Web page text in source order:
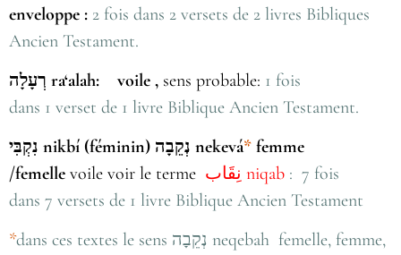
enveloppe : 2 fois dans 2 versets de 2 livres Bibliques
Ancien Testament.
רְעָלָה ra‘alah: voile , sens probable: 1 fois
dans 1 verset de 1 livre Biblique Ancien Testament.
נִקְבִּי‎ nikbí (féminin) נְקֵבָה nekevá* femme
/femelle voile voir le terme نِقَاب niqab : 7 fois
dans 7 versets de 1 livre Biblique Ancien Testament
*dans ces textes le sens נְקֵבָה neqebah femelle, femme,